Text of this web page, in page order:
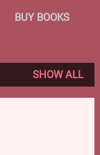
BUY BOOKS
SHOW ALL